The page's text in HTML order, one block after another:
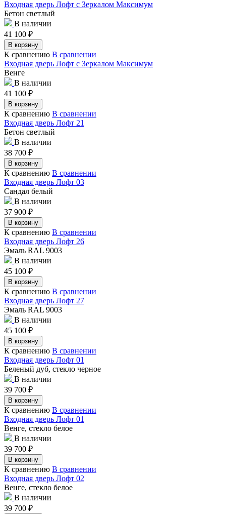
Входная дверь Лофт с Зеркалом Максимум
Бетон светлый
В наличии
41 100 ₽
В корзину
К сравнению В сравнении
Входная дверь Лофт с Зеркалом Максимум
Венге
В наличии
41 100 ₽
В корзину
К сравнению В сравнении
Входная дверь Лофт 21
Бетон светлый
В наличии
38 700 ₽
В корзину
К сравнению В сравнении
Входная дверь Лофт 03
Сандал белый
В наличии
37 900 ₽
В корзину
К сравнению В сравнении
Входная дверь Лофт 26
Эмаль RAL 9003
В наличии
45 100 ₽
В корзину
К сравнению В сравнении
Входная дверь Лофт 27
Эмаль RAL 9003
В наличии
45 100 ₽
В корзину
К сравнению В сравнении
Входная дверь Лофт 01
Беленый дуб, стекло черное
В наличии
39 700 ₽
В корзину
К сравнению В сравнении
Входная дверь Лофт 01
Венге, стекло белое
В наличии
39 700 ₽
В корзину
К сравнению В сравнении
Входная дверь Лофт 02
Венге, стекло белое
В наличии
39 700 ₽